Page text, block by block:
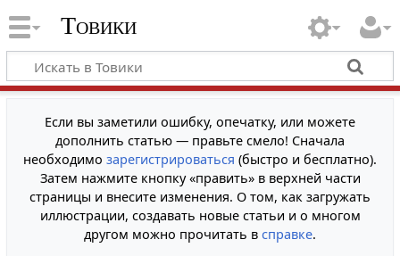
Товики
Если вы заметили ошибку, опечатку, или можете
дополнить статью — правьте смело! Сначала
необходимо зарегистрироваться (быстро и бесплатно).
Затем нажмите кнопку «править» в верхней части
страницы и внесите изменения. О том, как загружать
иллюстрации, создавать новые статьи и о многом
другом можно прочитать в справке.